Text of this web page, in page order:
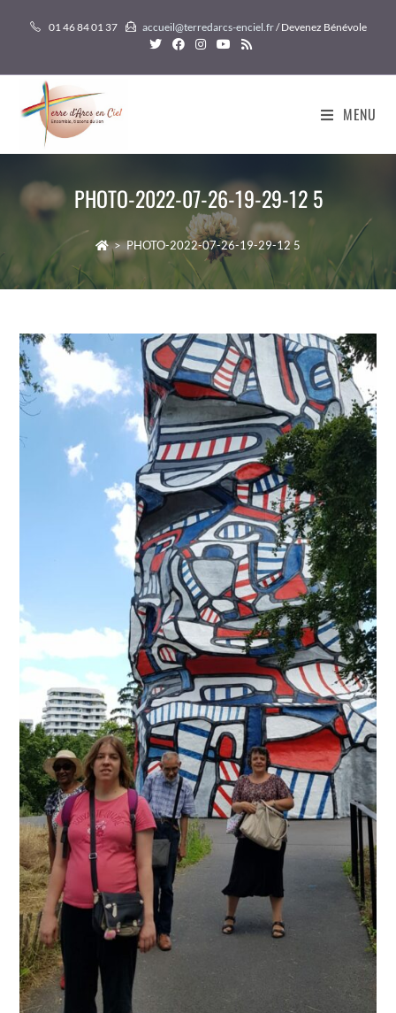
01 46 84 01 37 accueil@terredarcs-enciel.fr/ Devenez Bénévole
MENU
PHOTO-2022-07-26-19-29-12 5
> PHOTO-2022-07-26-19-29-12 5